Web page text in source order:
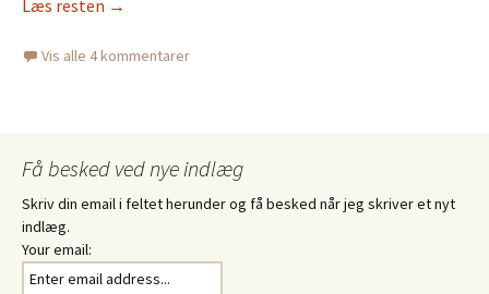
Læs resten →
Vis alle 4 kommentarer
Få besked ved nye indlæg
Skriv din email i feltet herunder og få besked når jeg skriver et nyt
indlæg.
Your email: